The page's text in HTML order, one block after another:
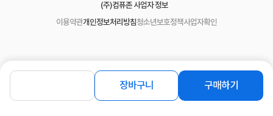
장바구니 구매하기
(주)컴퓨존 사업자 정보
이용약관개인정보처리방침청소년보호정책사업자확인